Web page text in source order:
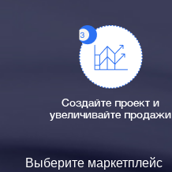
Создайте проект и
увеличивайте продажи
Выберите маркетплейс